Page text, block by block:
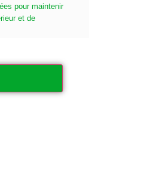
pour maintenir
et de